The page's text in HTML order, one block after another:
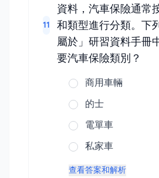
11
資料，汽車保險通常
和類型進行分類。下
屬於」研習資料手冊
要汽車保險類別？
商用車輛
的士
電單車
私家車
查看答案和解析